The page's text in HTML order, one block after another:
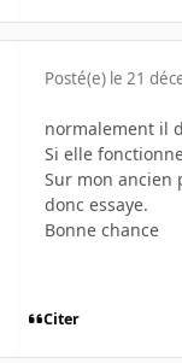
Posté(e) le 21
normalement il
Si elle
Sur mon ancien
donc essaye.
Bonne chance
Citer